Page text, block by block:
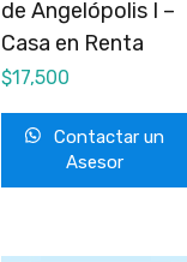
de Angelópolis I –
Casa en Renta
$17,500
Contactar un
Asesor